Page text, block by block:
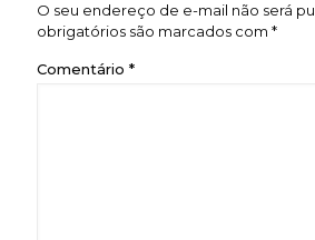
O seu endereço de e-mail não será
obrigatórios são marcados com *
Comentário *